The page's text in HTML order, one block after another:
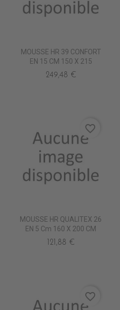
MOUSSE HR 39 CONFORT
EN 15 CM 150 X 215
249,48 €
MOUSSE HR QUALITEX 26
EN 5 Cm 160 X 200 CM
121,88 €
favorite_border
favorite_border